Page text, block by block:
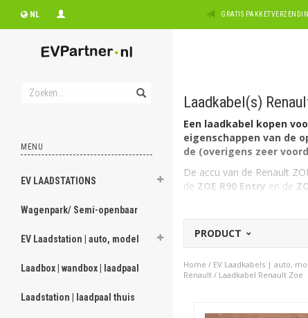
NL GRATIS
MENU
EV LAADSTATIONS
Wagenpark/ Semi-openbaar
EV Laadstation | auto, model
Laadbox | wandbox | laadpaal
Laadstation | laadpaal thuis
Laadkabel(s)
Een laadkabel kopen
eigenschappen van de
de (overigens zeer
De accu van de Renault
de ZOE R90 Entry en de
De Renault ZOE heeft aan
3 fase, 32A geschikt.
een kabel voor een ander
Of kijk, zoals vermeld,
PRODUCT
Home / EV Laadkabels | auto,
Renault / Laadkabel Renault Zoe